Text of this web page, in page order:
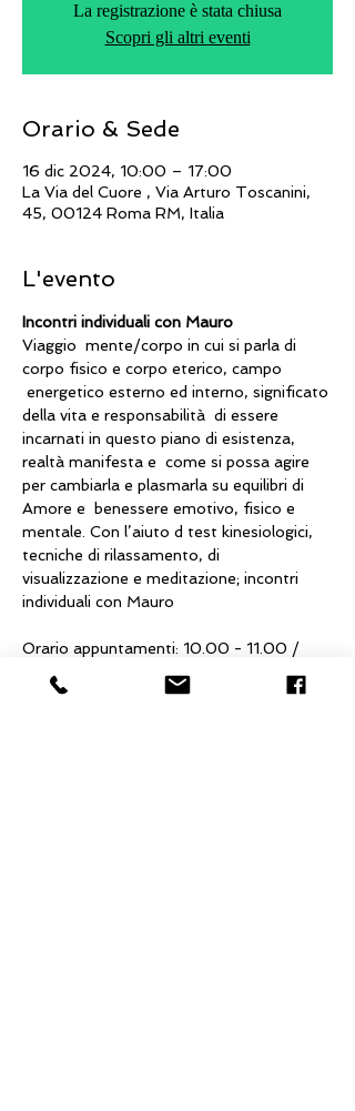
La registrazione è stata chiusa
Scopri gli altri eventi
Orario & Sede
16 dic 2024, 10:00 – 17:00
La Via del Cuore , Via Arturo Toscanini,
45, 00124 Roma RM, Italia
L'evento
Incontri individuali con Mauro
Viaggio  mente/corpo in cui si parla di
corpo fisico e corpo eterico, campo
energetico esterno ed interno, significato
della vita e responsabilità  di essere
incarnati in questo piano di esistenza,
realtà manifesta e  come si possa agire
per cambiarla e plasmarla su equilibri di
Amore e  benessere emotivo, fisico e
mentale. Con l’aiuto d test kinesiologici,
tecniche di rilassamento, di
visualizzazione e meditazione; incontri
individuali con Mauro
Orario appuntamenti: 10.00 - 11.00 /
11.00 - 12.00 / 12.00 - 13.00 / 13.00 -
14.00 /  14.30 - 15.30 / 15.30 - 16.30 /